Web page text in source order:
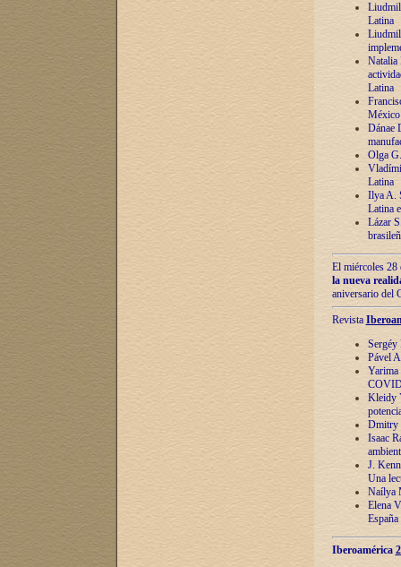
Latina
Natalia
Latina
México
Dánae
Olga
Latina
Ilya A.
Latina
Lázar
El miércoles 28
la nueva
aniversario del
Revista
Sergéy
Pável
Yarima
Kleidy
Dmitry
Isaac
J.
Una
Naílya
Elena
España
Iberoamérica